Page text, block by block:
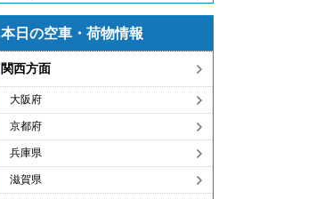
本日の空車・荷物情報
関西方面
大阪府
京都府
兵庫県
滋賀県